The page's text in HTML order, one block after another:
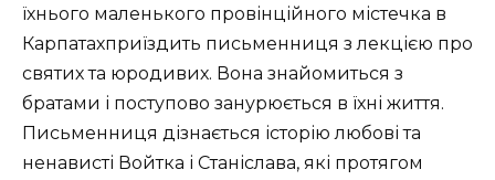
їхнього маленького провінційного містечка в
Карпатахприїздить письменниця з лекцією про
святих та юродивих. Вона знайомиться з
братами і поступово занурюється в їхні життя.
Письменниця дізнається історію любові та
ненависті Войтка і Станіслава, які протягом